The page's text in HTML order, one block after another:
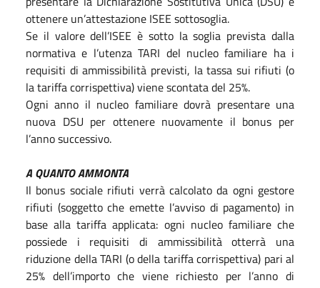
ottenere un’attestazione ISEE sottosoglia.
Se il valore dell’ISEE è sotto la soglia prevista dalla
normativa e l’utenza TARI del nucleo familiare ha i
requisiti di ammissibilità previsti, la tassa sui rifiuti (o
la tariffa corrispettiva) viene scontata del 25%.
Ogni anno il nucleo familiare dovrà presentare una
nuova DSU per ottenere nuovamente il bonus per
l’anno successivo.
A QUANTO AMMONTA
Il bonus sociale rifiuti verrà calcolato da ogni gestore
rifiuti (soggetto che emette l’avviso di pagamento) in
base alla tariffa applicata: ogni nucleo familiare che
possiede i requisiti di ammissibilità otterrà una
riduzione della TARI (o della tariffa corrispettiva) pari al
25% dell’importo che viene richiesto per l’anno di